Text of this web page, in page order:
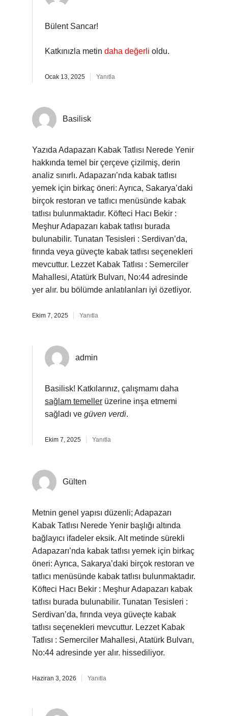
Bülent Sancar!
Katkınızla metin daha değerli oldu.
Ocak 13, 2025 Yanıtla
Basilisk
Yazıda Adapazarı Kabak Tatlısı Nerede Yenir
hakkında temel bir çerçeve çizilmiş, derin
analiz sınırlı. Adapazarı’nda kabak tatlısı
yemek için birkaç öneri: Ayrıca, Sakarya’daki
birçok restoran ve tatlıcı menüsünde kabak
tatlısı bulunmaktadır. Köfteci Hacı Bekir :
Meşhur Adapazarı kabak tatlısı burada
bulunabilir. Tunatan Tesisleri : Serdivan’da,
fırında veya güveçte kabak tatlısı seçenekleri
mevcuttur. Lezzet Kabak Tatlısı : Semerciler
Mahallesi, Atatürk Bulvarı, No:44 adresinde
yer alır. bu bölümde anlatılanları iyi özetliyor.
Ekim 7, 2025 Yanıtla
admin
Basilisk! Katkılarınız, çalışmamı daha
sağlam temeller üzerine inşa etmemi
sağladı ve güven verdi.
Ekim 7, 2025 Yanıtla
Gülten
Metnin genel yapısı düzenli; Adapazarı
Kabak Tatlısı Nerede Yenir başlığı altında
bağlayıcı ifadeler eksik. Alt metinde sürekli
Adapazarı’nda kabak tatlısı yemek için birkaç
öneri: Ayrıca, Sakarya’daki birçok restoran ve
tatlıcı menüsünde kabak tatlısı bulunmaktadır.
Köfteci Hacı Bekir : Meşhur Adapazarı kabak
tatlısı burada bulunabilir. Tunatan Tesisleri :
Serdivan’da, fırında veya güveçte kabak
tatlısı seçenekleri mevcuttur. Lezzet Kabak
Tatlısı : Semerciler Mahallesi, Atatürk Bulvarı,
No:44 adresinde yer alır. hissediliyor.
Haziran 3, 2026 Yanıtla